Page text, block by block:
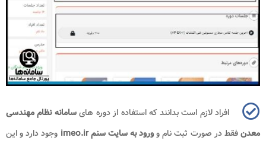
افراد لازم است بدانند که استفاده از دوره هایسامانه نظام مهندسی
معدنفقط در صورت ثبت نام وورود به سایت سنمimeo.ir وجود دارد و این